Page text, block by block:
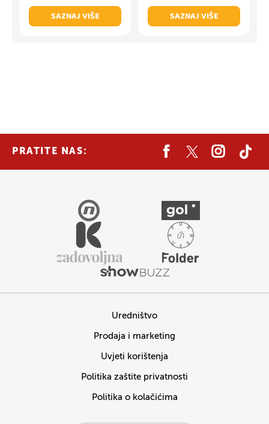
SAZNAJ VIŠE
SAZNAJ VIŠE
PRATITE NAS:
Uredništvo
Prodaja i marketing
Uvjeti korištenja
Politika zaštite privatnosti
Politika o kolačićima